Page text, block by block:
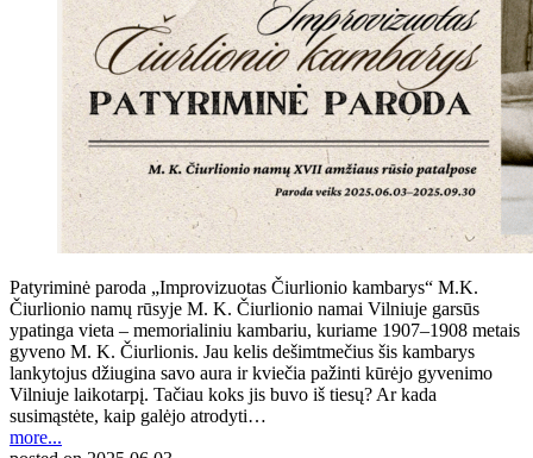
Patyriminė paroda „Improvizuotas Čiurlionio kambarys“ M.K.
Čiurlionio namų rūsyje M. K. Čiurlionio namai Vilniuje garsūs
ypatinga vieta – memorialiniu kambariu, kuriame 1907–1908 metais
gyveno M. K. Čiurlionis. Jau kelis dešimtmečius šis kambarys
lankytojus džiugina savo aura ir kviečia pažinti kūrėjo gyvenimo
Vilniuje laikotarpį. Tačiau koks jis buvo iš tiesų? Ar kada
susimąstėte, kaip galėjo atrodyti…
more...